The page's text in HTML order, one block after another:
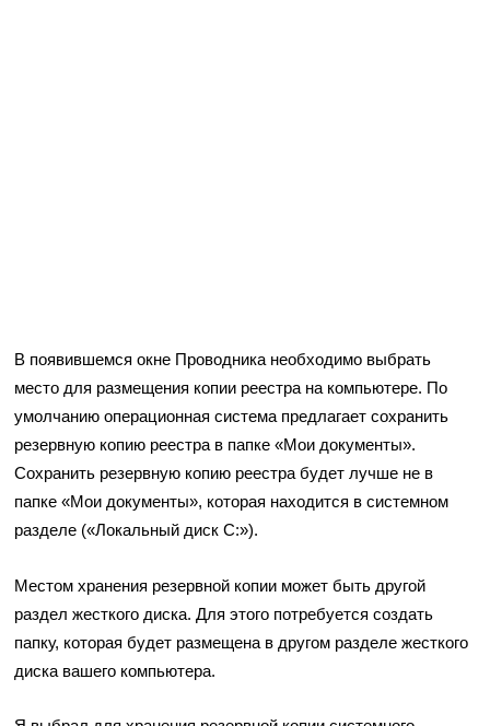
В появившемся окне Проводника необходимо выбрать
место для размещения копии реестра на компьютере. По
умолчанию операционная система предлагает сохранить
резервную копию реестра в папке «Мои документы».
Сохранить резервную копию реестра будет лучше не в
папке «Мои документы», которая находится в системном
разделе («Локальный диск С:»).
Местом хранения резервной копии может быть другой
раздел жесткого диска. Для этого потребуется создать
папку, которая будет размещена в другом разделе жесткого
диска вашего компьютера.